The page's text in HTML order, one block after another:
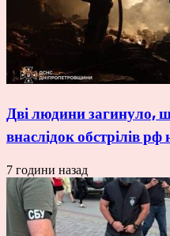
Дві людини загинуло,
внаслідок обстрілів
7 години назад